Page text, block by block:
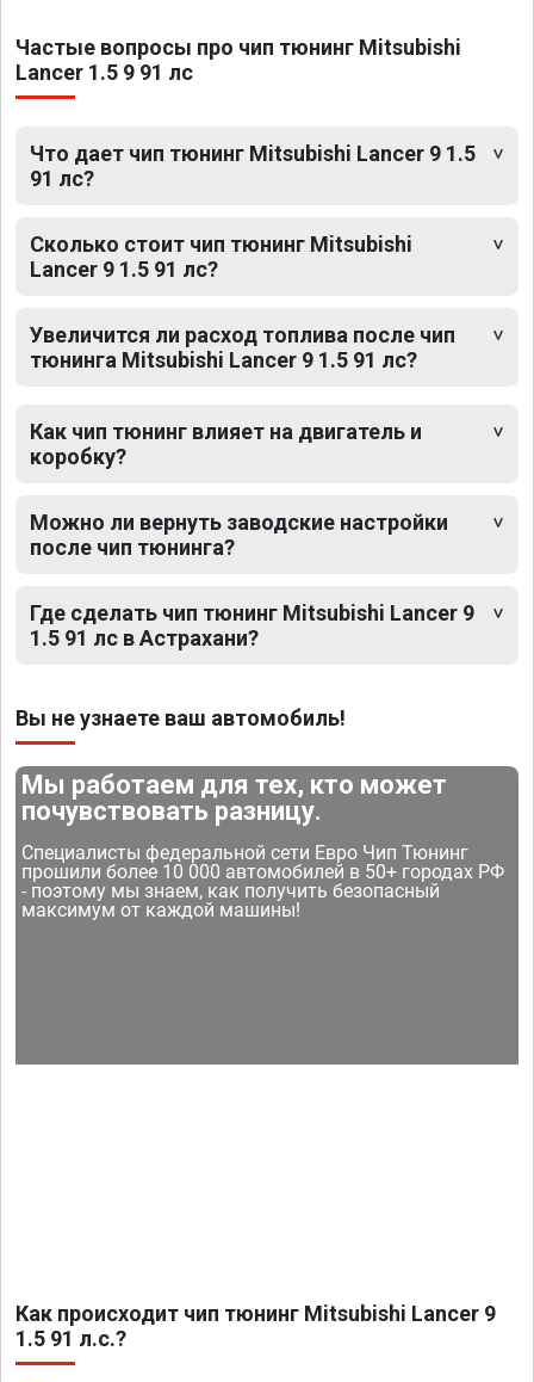
Частые вопросы про чип тюнинг Mitsubishi
Lancer 1.5 9 91 лс
Что дает чип тюнинг Mitsubishi Lancer 9 1.5
91 лс?
Сколько стоит чип тюнинг Mitsubishi
Lancer 9 1.5 91 лс?
Увеличится ли расход топлива после чип
тюнинга Mitsubishi Lancer 9 1.5 91 лс?
Как чип тюнинг влияет на двигатель и
коробку?
Можно ли вернуть заводские настройки
после чип тюнинга?
Где сделать чип тюнинг Mitsubishi Lancer 9
1.5 91 лс в Астрахани?
Вы не узнаете ваш автомобиль!
Мы работаем для тех, кто может
почувствовать разницу.
Специалисты федеральной сети Евро Чип Тюнинг
прошили более 10 000 автомобилей в 50+ городах РФ
- поэтому мы знаем, как получить безопасный
максимум от каждой машины!
Как происходит чип тюнинг Mitsubishi Lancer 9
1.5 91 л.с.?